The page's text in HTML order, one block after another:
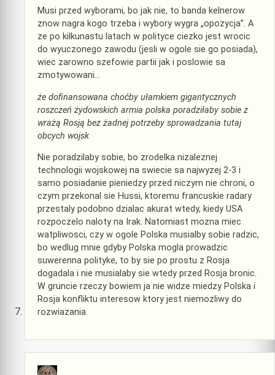
Musi przed wyborami, bo jak nie, to banda kelnerow
znow nagra kogo trzeba i wybory wygra „opozycja”. A
ze po kilkunastu latach w polityce ciezko jest wrocic
do wyuczonego zawodu (jesli w ogole sie go posiada),
wiec zarowno szefowie partii jak i poslowie sa
zmotywowani…
że dofinansowana choćby ułamkiem gigantycznych
roszczeń żydowskich armia polska poradziłaby sobie z
wrażą Rosją bez żadnej potrzeby sprowadzania tutaj
obcych wojsk
Nie poradzilaby sobie, bo zrodelka nizaleznej
technologii wojskowej na swiecie sa najwyzej 2-3 i
samo posiadanie pieniedzy przed niczym nie chroni, o
czym przekonal sie Hussi, ktoremu francuskie radary
przestaly podobno dzialac akurat wtedy, kiedy USA
rozpoczelo naloty na Irak. Natomiast mozna miec
watpliwosci, czy w ogole Polska musialby sobie radzic,
bo wedlug mnie gdyby Polska mogla prowadzic
suwerenna polityke, to by sie po prostu z Rosja
dogadala i nie musialaby sie wtedy przed Rosja bronic.
W gruncie rzeczy bowiem ja nie widze miedzy Polska i
Rosja konfliktu interesow ktory jest niemozliwy do
rozwiazania.